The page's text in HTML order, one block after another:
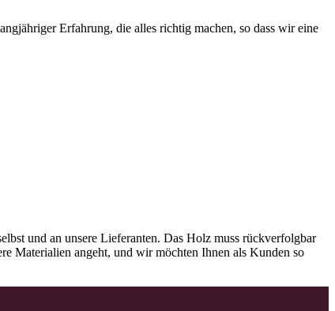
Erfahrung, die alles richtig machen, so dass wir eine
und an unsere Lieferanten. Das Holz muss rückverfolgbar
Materialien angeht, und wir möchten Ihnen als Kunden so